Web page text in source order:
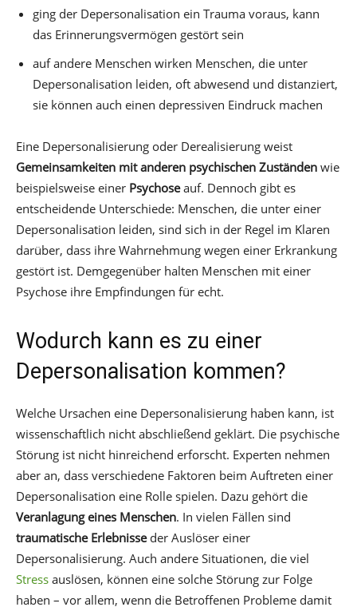
ging der Depersonalisation ein Trauma voraus, kann
das Erinnerungsvermögen gestört sein
auf andere Menschen wirken Menschen, die unter
Depersonalisation leiden, oft abwesend und distanziert,
sie können auch einen depressiven Eindruck machen
Eine Depersonalisierung oder Derealisierung weist
Gemeinsamkeiten mit anderen psychischen Zuständen wie
beispielsweise einer Psychoseauf. Dennoch gibt es
entscheidende Unterschiede: Menschen, die unter einer
Depersonalisation leiden, sind sich in der Regel im Klaren
darüber, dass ihre Wahrnehmung wegen einer Erkrankung
gestört ist. Demgegenüber halten Menschen mit einer
Psychose ihre Empfindungen für echt.
Wodurch kann es zu einer
Depersonalisation kommen?
Welche Ursachen eine Depersonalisierung haben kann, ist
wissenschaftlich nicht abschließend geklärt. Die psychische
Störung ist nicht hinreichend erforscht. Experten nehmen
aber an, dass verschiedene Faktoren beim Auftreten einer
Depersonalisation eine Rolle spielen. Dazu gehört die
Veranlagung eines Menschen. In vielen Fällen sind
traumatische Erlebnisseder Auslöser einer
Depersonalisierung. Auch andere Situationen, die viel
Stress auslösen, können eine solche Störung zur Folge
haben – vor allem, wenn die Betroffenen Probleme damit